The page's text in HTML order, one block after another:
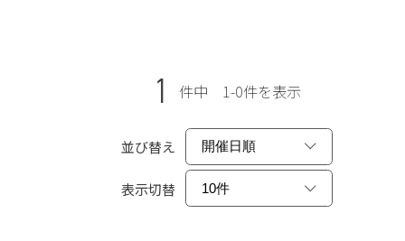
1 件中 1-0件を表示
並び替え
表示切替